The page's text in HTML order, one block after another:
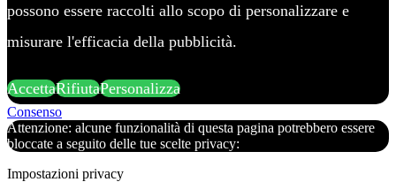
possono essere raccolti allo scopo di personalizzare e
misurare l'efficacia della pubblicità.
AccettaRifiutaPersonalizza
Consenso
Attenzione: alcune funzionalità di questa pagina potrebbero essere
bloccate a seguito delle tue scelte privacy:
Impostazioni privacy